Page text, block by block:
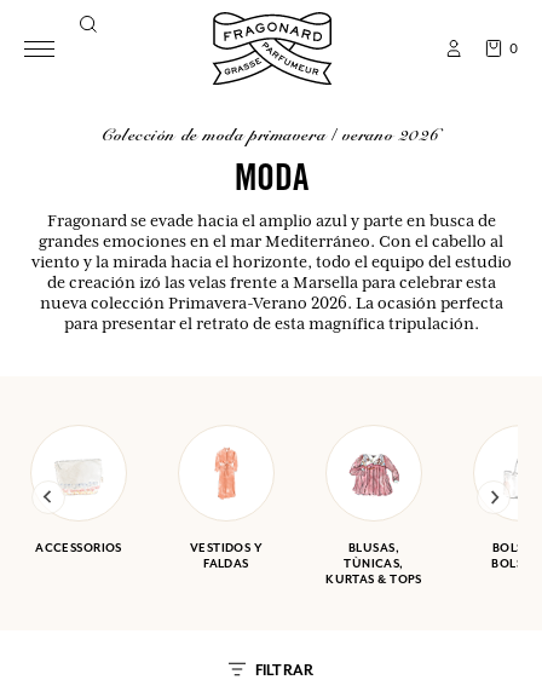
0
colección de moda primavera / verano 2026
MODA
Fragonard se evade hacia el amplio azul y parte en busca de
grandes emociones en el mar Mediterráneo. Con el cabello al
viento y la mirada hacia el horizonte, todo el equipo del estudio
de creación izó las velas frente a Marsella para celebrar esta
nueva colección Primavera-Verano 2026. La ocasión perfecta
para presentar el retrato de esta magnífica tripulación.
ACCESSORIOS
VESTIDOS Y
FALDAS
BLUSAS,
TÙNICAS,
KURTAS & TOPS
BOLSAS
FILTRAR